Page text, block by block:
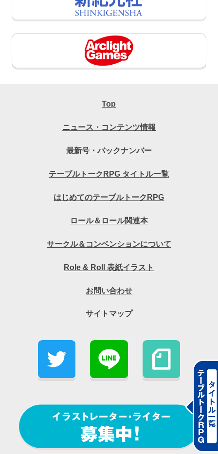
Top
ニュース・コンテンツ情報
最新号・バックナンバー
テーブルトークRPG タイトル一覧
はじめてのテーブルトークRPG
ロール＆ロール関連本
サークル＆コンベンションについて
Role & Roll 表紙イラスト
お問い合わせ
サイトマップ